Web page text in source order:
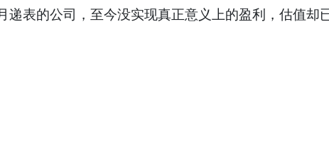
表的公司，至今没实现真正意义上的盈利，估值却